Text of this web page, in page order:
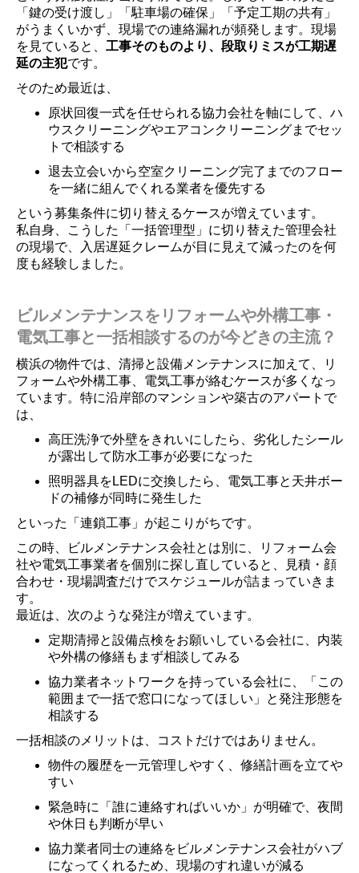
「鍵の受け渡し」「駐車場の確保」「予定工期の共有」
がうまくいかず、現場での連絡漏れが頻発します。現場
を見ていると、 工事そのものより、段取りミスが工期遅
延の主犯です。
そのため最近は、
原状回復一式を任せられる協力会社を軸にして、ハ
ウスクリーニングやエアコンクリーニングまでセッ
トで相談する
退去立会いから空室クリーニング完了までのフロー
を一緒に組んでくれる業者を優先する
という募集条件に切り替えるケースが増えています。
私自身、こうした「一括管理型」に切り替えた管理会社
の現場で、入居遅延クレームが目に見えて減ったのを何
度も経験しました。
ビルメンテナンスをリフォームや外構工事・
電気工事と一括相談するのが今どきの主流？
横浜の物件では、清掃と設備メンテナンスに加えて、リ
フォームや外構工事、電気工事が絡むケースが多くなっ
ています。特に沿岸部のマンションや築古のアパートで
は、
高圧洗浄で外壁をきれいにしたら、劣化したシール
が露出して防水工事が必要になった
照明器具をLEDに交換したら、電気工事と天井ボー
ドの補修が同時に発生した
といった「連鎖工事」が起こりがちです。
この時、ビルメンテナンス会社とは別に、リフォーム会
社や電気工事業者を個別に探し直していると、見積・顔
合わせ・現場調査だけでスケジュールが詰まっていきま
す。
最近は、次のような発注が増えています。
定期清掃と設備点検をお願いしている会社に、内装
や外構の修繕もまず相談してみる
協力業者ネットワークを持っている会社に、「この
範囲まで一括で窓口になってほしい」と発注形態を
相談する
一括相談のメリットは、コストだけではありません。
物件の履歴を一元管理しやすく、修繕計画を立てや
すい
緊急時に「誰に連絡すればいいか」が明確で、夜間
や休日も判断が早い
協力業者同士の連絡をビルメンテナンス会社がハブ
になってくれるため、現場のすれ違いが減る